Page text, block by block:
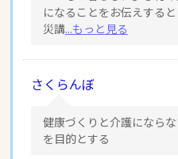
になることをお伝えする
災講...もっと見る
さくらんぼ
健康づくりと介護になら
を目的とする